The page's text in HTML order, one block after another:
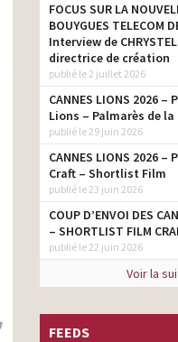
FOCUS SUR LA
BOUYGUES TELECOM
Interview de
directrice de création
publié le 2 juillet 2026
CANNES LIONS 2026 –
Lions – Palmarès de la
publié le 29 juin 2026
CANNES LIONS 2026 –
Craft – Shortlist Film
publié le 23 juin 2026
COUP D’ENVOI DES
– SHORTLIST FILM
publié le 22 juin 2026
Voir la
FEEDS